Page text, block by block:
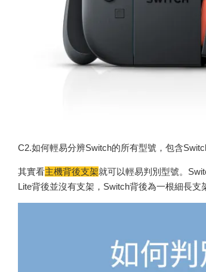
C2.如何輕易分辨Switch的所有型號，包含
其實看主機背後支架就可以輕易判別型號。
Lite背後並沒有支架，Switch背後為一根細長支